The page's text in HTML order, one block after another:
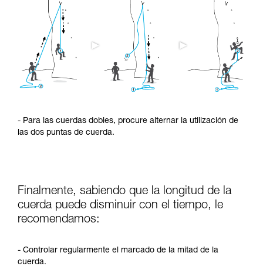
- Para las cuerdas dobles, procure alternar la utilización de
las dos puntas de cuerda.
Finalmente, sabiendo que la longitud de la
cuerda puede disminuir con el tiempo, le
recomendamos:
- Controlar regularmente el marcado de la mitad de la
cuerda.